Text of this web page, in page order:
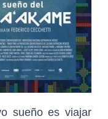
sueño es viajar